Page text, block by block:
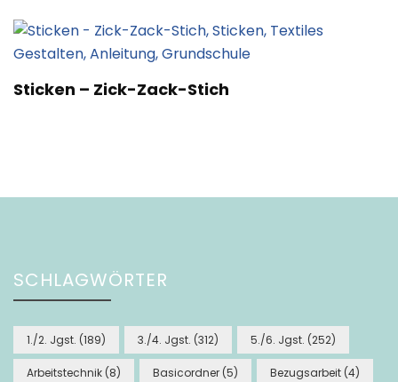
Sticken – Zick-Zack-Stich
SCHLAGWÖRTER
1./2. Jgst. (189) 3./4. Jgst. (312) 5./6. Jgst. (252)
Arbeitstechnik (8) Basicordner (5) Bezugsarbeit (4)